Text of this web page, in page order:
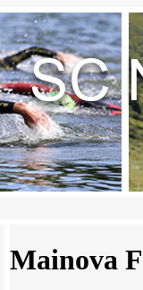
Mainova